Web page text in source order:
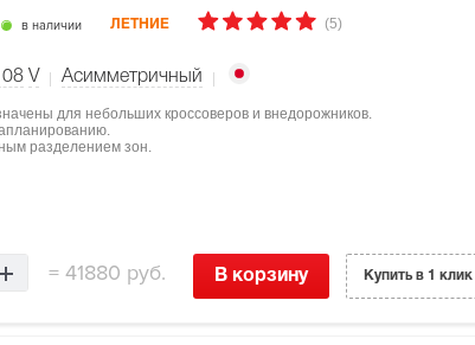
в наличии ЛЕТНИЕ (5)
V Асимметричный
для небольших кроссоверов и внедорожников.
разделением зон.
= 41880 руб. В корзину Купить в 1 клик